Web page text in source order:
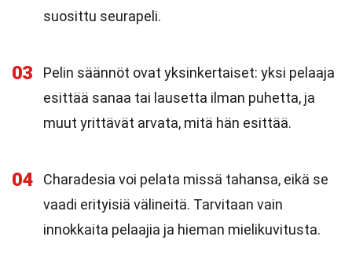
suosittu seurapeli.
03
Pelin säännöt ovat yksinkertaiset: yksi pelaaja
esittää sanaa tai lausetta ilman puhetta, ja
muut yrittävät arvata, mitä hän esittää.
04
Charadesia voi pelata missä tahansa, eikä se
vaadi erityisiä välineitä. Tarvitaan vain
innokkaita pelaajia ja hieman mielikuvitusta.